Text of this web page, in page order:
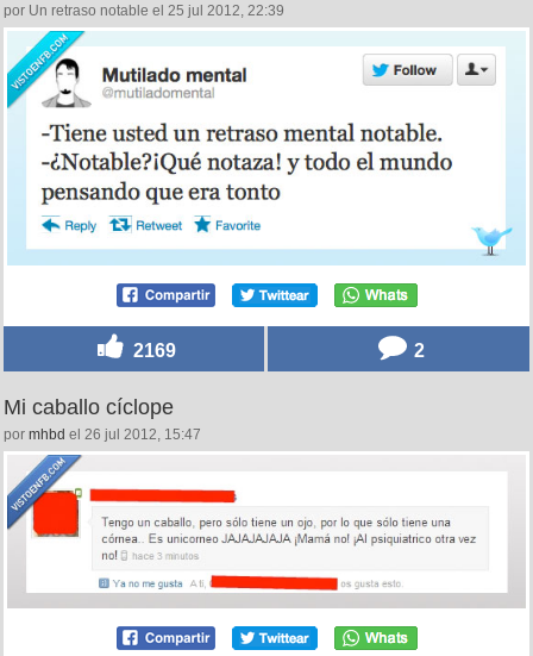
por Un retraso notable el 25 jul 2012, 22:39
2169 2
Mi caballo cíclope
por mhbd el 26 jul 2012, 15:47